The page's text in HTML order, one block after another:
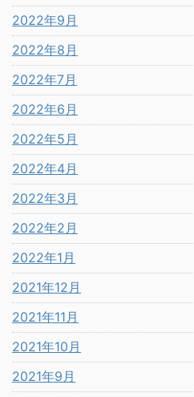
2022年9月
2022年8月
2022年7月
2022年6月
2022年5月
2022年4月
2022年3月
2022年2月
2022年1月
2021年12月
2021年11月
2021年10月
2021年9月